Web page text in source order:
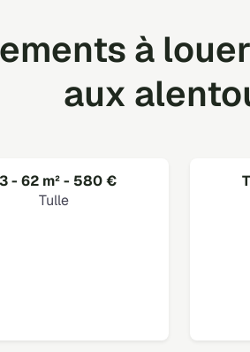
à
aux
- 62 m² - 580 €
Tulle